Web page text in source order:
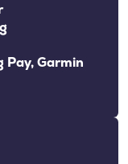
Pay, Garmin